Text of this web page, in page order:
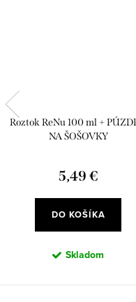
Roztok ReNu 100 ml +
NA ŠOŠOVKY
5,49 €
DO KOŠÍKA
Skladom